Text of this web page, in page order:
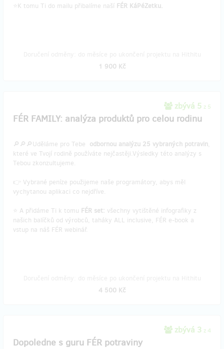
⭐K tomu Ti do mailu přibalíme naší FÉR KáPéZetku.
1 900 Kč
zbývá 5 z 5
FÉR FAMILY: analýza produktů pro celou rodinu
🔎🔎🔎Uděláme pro Tebe odbornou analýzu 25 vybraných potravin,
které ve Tvojí rodině používáte nejčastěji.Výsledky této analýzy s
Tebou zkonzultujeme.
👉 Vybrané peníze použijeme naše programátory, abys měl
vychytanou aplikaci co nejdříve.
⭐ A přidáme Ti k tomu FÉR set: všechny vytištěné infografiky z
našich balíčků od výrobců, taháky ALL inclusive, FÉR e-book a
vstup na náš FÉR webinář.
4 500 Kč
zbývá 3 z 4
Dopoledne s guru FÉR potraviny